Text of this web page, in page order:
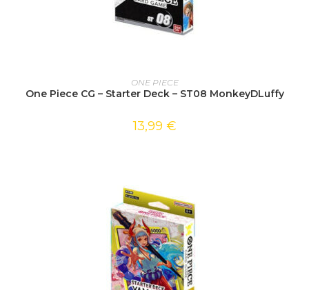
AJOUTER AU PANIER
ONE PIECE
One Piece CG – Starter Deck – ST08 MonkeyDLuffy
13,99 €